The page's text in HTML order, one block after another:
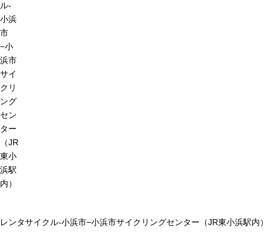
ル-
小浜
市
−小
浜市
サイ
クリ
ング
セン
ター
（JR
東小
浜駅
内）
レンタサイクル-小浜市−小浜市サイクリングセンター（JR東小浜駅内